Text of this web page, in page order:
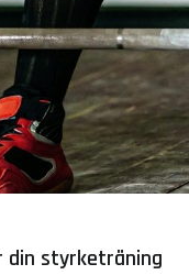
styrketräning